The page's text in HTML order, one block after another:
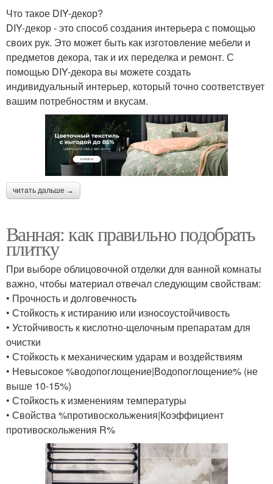
Что такое DIY-декор?
DIY-декор - это способ создания интерьера с помощью
своих рук. Это может быть как изготовление мебели и
предметов декора, так и их переделка и ремонт. С
помощью DIY-декора вы можете создать
индивидуальный интерьер, который точно соответствует
вашим потребностям и вкусам.
читать дальше →
Ванная: как правильно подобрать
плитку
При выборе облицовочной отделки для ванной комнаты
важно, чтобы материал отвечал следующим свойствам:
• Прочность и долговечность
• Стойкость к истиранию или износоустойчивость
• Устойчивость к кислотно-щелочным препаратам для
очистки
• Стойкость к механическим ударам и воздействиям
• Невысокое %водопоглощение|Водопоглощение% (не
выше 10-15%)
• Стойкость к изменениям температуры
• Свойства %противоскольжения|Коэффициент
противоскольжения R%